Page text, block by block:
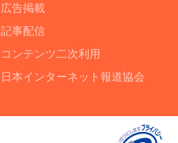
広告掲載
記事配信
コンテンツ二次利用
日本インターネット報道協会